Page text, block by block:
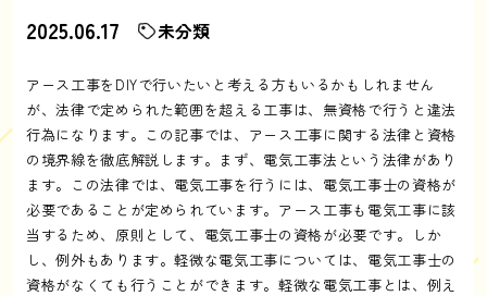
2025.06.17 未分類
アース工事をDIYで行いたいと考える方もいるかもしれません
が、法律で定められた範囲を超える工事は、無資格で行うと違法
行為になります。この記事では、アース工事に関する法律と資格
の境界線を徹底解説します。まず、電気工事法という法律があり
ます。この法律では、電気工事を行うには、電気工事士の資格が
必要であることが定められています。アース工事も電気工事に該
当するため、原則として、電気工事士の資格が必要です。しか
し、例外もあります。軽微な電気工事については、電気工事士の
資格がなくても行うことができます。軽微な電気工事とは、例え